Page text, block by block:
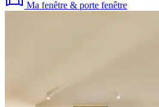
Ma fenêtre & porte fenêtre